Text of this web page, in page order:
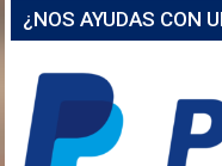
¿NOS AYUDAS CON